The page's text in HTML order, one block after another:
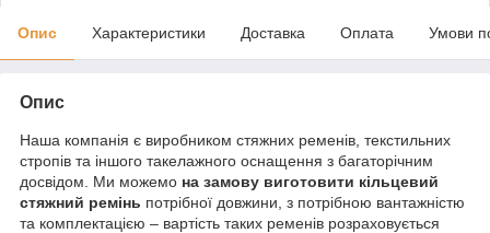
Опис Характеристики Доставка Оплата Умови
Опис
Наша компанія є виробником стяжних ременів, текстильних
стропів та іншого такелажного оснащення з багаторічним
досвідом. Ми можемо на замову виготовити кільцевий
стяжний ремінь потрібної довжини, з потрібною вантажністю
та комплектацією – вартість таких ременів розраховується